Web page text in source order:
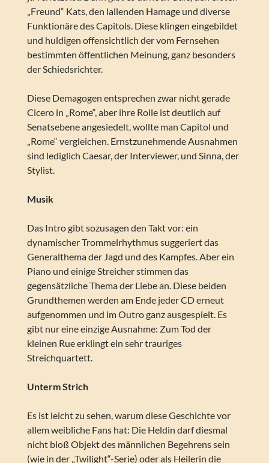
„Freund“ Kats, den lallenden Hamage und diverse
Funktionäre des Capitols. Diese klingen eingebildet
und huldigen offensichtlich der vom Fernsehen
bestimmten öffentlichen Meinung, ganz besonders
der Schiedsrichter.
Diese Demagogen entsprechen zwar nicht gerade
Cicero in „Rome“, aber ihre Rolle ist deutlich auf
Senatsebene angesiedelt, wollte man Capitol und
„Rome“ vergleichen. Ernstzunehmende Ausnahmen
sind lediglich Caesar, der Interviewer, und Sinna, der
Stylist.
Musik
Das Intro gibt sozusagen den Takt vor: ein
dynamischer Trommelrhythmus suggeriert das
Generalthema der Jagd und des Kampfes. Aber ein
Piano und einige Streicher stimmen das
gegensätzliche Thema der Liebe an. Diese beiden
Grundthemen werden am Ende jeder CD erneut
aufgenommen und im Outro ganz ausgespielt. Es
gibt nur eine einzige Ausnahme: Zum Tod der
kleinen Rue erklingt ein sehr trauriges
Streichquartett.
Unterm Strich
Es ist leicht zu sehen, warum diese Geschichte vor
allem weibliche Fans hat: Die Heldin darf diesmal
nicht bloß Objekt des männlichen Begehrens sein
(wie in der „Twilight“-Serie) oder als Heilerin die